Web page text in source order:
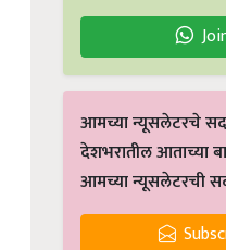
आमच्या न्यूसलेटरचे
देशभरातील आताच्या
आमच्या न्यूसलेटरची